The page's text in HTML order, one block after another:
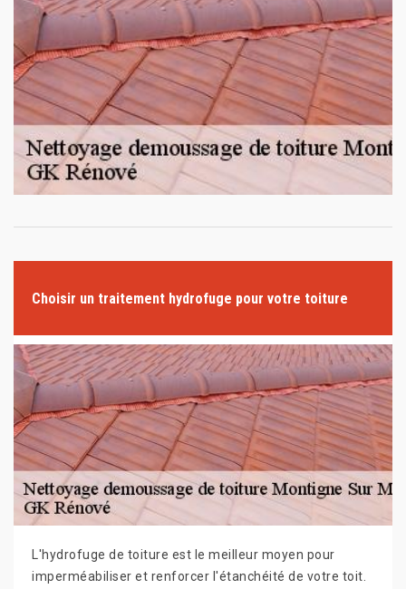
Choisir un traitement hydrofuge pour votre toiture
L'hydrofuge de toiture est le meilleur moyen pour
imperméabiliser et renforcer l'étanchéité de votre toit.